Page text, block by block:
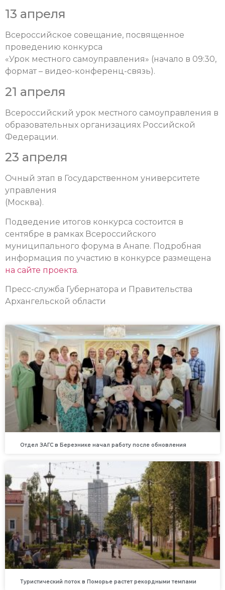
13 апреля
Всероссийское совещание, посвященное
проведению конкурса
«Урок местного самоуправления» (начало в 09:30,
формат – видео-конференц-связь).
21 апреля
Всероссийский урок местного самоуправления в
образовательных организациях Российской
Федерации.
23 апреля
Очный этап в Государственном университете
управления
(Москва).
Подведение итогов конкурса состоится в
сентябре в рамках Всероссийского
муниципального форума в Анапе. Подробная
информация по участию в конкурсе размещена
на сайте проекта.
Пресс-служба Губернатора и Правительства
Архангельской области
Отдел ЗАГС в Березнике начал работу после обновления
Туристический поток в Поморье растет рекордными темпами